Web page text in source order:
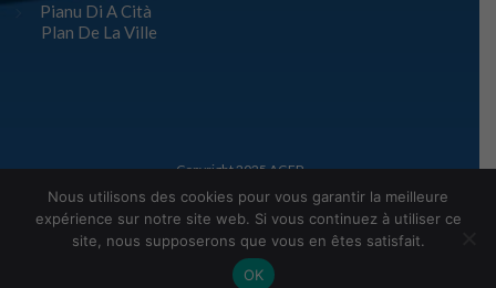
Pianu Di A Cità
Plan De La Ville
Copyright 2025AGEP
Legge infurmàtiche – Mentions Légales
Nous utilisons des cookies pour vous garantir la meilleure
expérience sur notre site web. Si vous continuez à utiliser ce
site, nous supposerons que vous en êtes satisfait.
OK